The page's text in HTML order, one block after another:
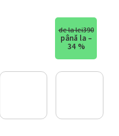
de la lei390
până la –
34 %